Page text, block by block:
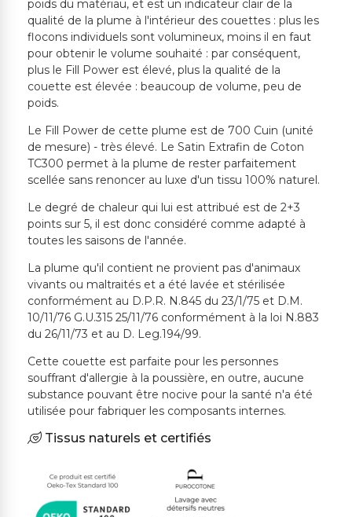
poids du matériau, et est un indicateur clair de la
qualité de la plume à l'intérieur des couettes : plus les
flocons individuels sont volumineux, moins il en faut
pour obtenir le volume souhaité : par conséquent,
plus le Fill Power est élevé, plus la qualité de la
couette est élevée : beaucoup de volume, peu de
poids.
Le Fill Power de cette plume est de 700 Cuin (unité
de mesure) - très élevé. Le Satin Extrafin de Coton
TC300 permet à la plume de rester parfaitement
scellée sans renoncer au luxe d'un tissu 100% naturel.
Le degré de chaleur qui lui est attribué est de 2+3
points sur 5, il est donc considéré comme adapté à
toutes les saisons de l'année.
La plume qu'il contient ne provient pas d'animaux
vivants ou maltraités et a été lavée et stérilisée
conformément au D.P.R. N.845 du 23/1/75 et D.M.
10/11/76 G.U.315 25/11/76 conformément à la loi N.883
du 26/11/73 et au D. Leg.194/99.
Cette couette est parfaite pour les personnes
souffrant d'allergie à la poussière, en outre, aucune
substance pouvant être nocive pour la santé n'a été
utilisée pour fabriquer les composants internes.
Tissus naturels et certifiés